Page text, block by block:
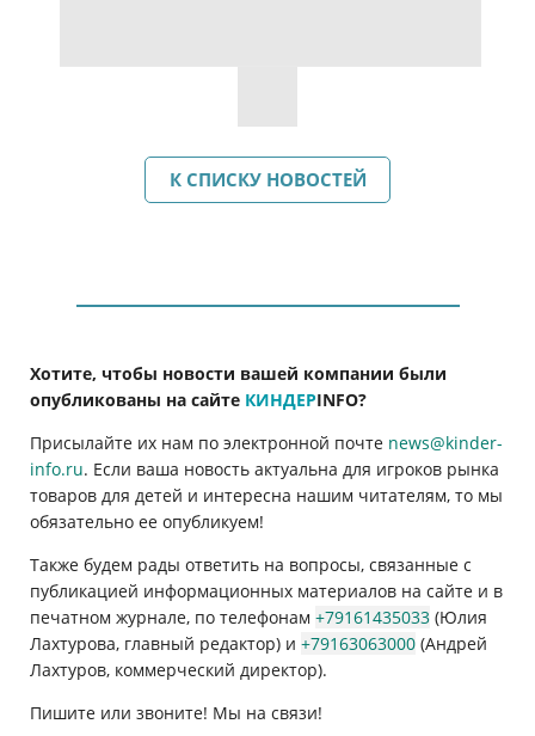
К СПИСКУ НОВОСТЕЙ
Хотите, чтобы новости вашей компании были
опубликованы на сайте КИНДЕРINFO?
Присылайте их нам по электронной почте news@kinder-
info.ru. Если ваша новость актуальна для игроков рынка
товаров для детей и интересна нашим читателям, то мы
обязательно ее опубликуем!
Также будем рады ответить на вопросы, связанные с
публикацией информационных материалов на сайте и в
печатном журнале, по телефонам +79161435033 (Юлия
Лахтурова, главный редактор) и +79163063000 (Андрей
Лахтуров, коммерческий директор).
Пишите или звоните! Мы на связи!